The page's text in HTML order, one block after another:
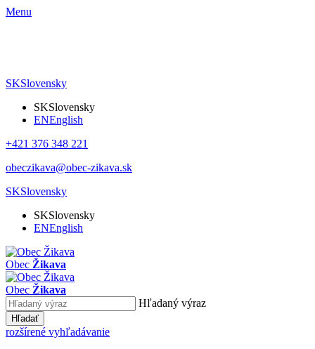
Menu
SKSlovensky
SKSlovensky
ENEnglish
+421 376 348 221
obeczikava@obec-zikava.sk
SKSlovensky
SKSlovensky
ENEnglish
Obec Žikava
Obec Žikava
Hľadaný výraz
Hľadať
rozšírené vyhľadávanie